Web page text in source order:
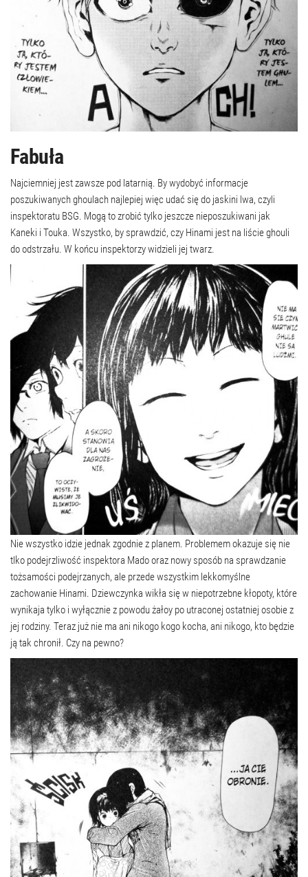
Fabuła
Najciemniej jest zawsze pod latarnią. By wydobyć informacje
poszukiwanych ghoulach najlepiej więc udać się do jaskini lwa, czyli
inspektoratu BSG. Mogą to zrobić tylko jeszcze nieposzukiwani jak
Kaneki i Touka. Wszystko, by sprawdzić, czy Hinami jest na liście ghouli
do odstrzału. W końcu inspektorzy widzieli jej twarz.
Nie wszystko idzie jednak zgodnie z planem. Problemem okazuje się nie
tlko podejrzliwość inspektora Mado oraz nowy sposób na sprawdzanie
tożsamości podejrzanych, ale przede wszystkim lekkomyślne
zachowanie Hinami. Dziewczynka wikła się w niepotrzebne kłopoty, które
wynikaja tylko i wyłącznie z powodu żałoy po utraconej ostatniej osobie z
jej rodziny. Teraz już nie ma ani nikogo kogo kocha, ani nikogo, kto będzie
ją tak chronił. Czy na pewno?